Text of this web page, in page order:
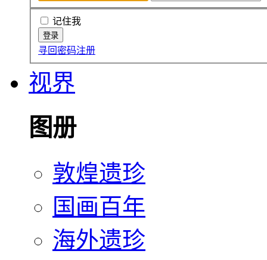
记住我
寻回密码注册
视界
图册
敦煌遗珍
国画百年
海外遗珍